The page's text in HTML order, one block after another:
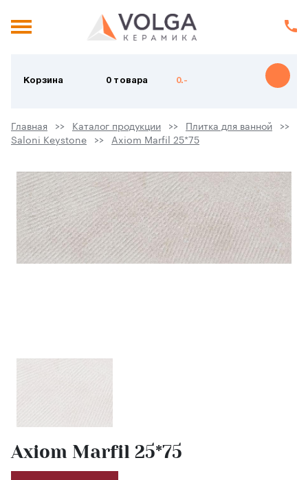
Корзина 0 товара 0.-
Главная Каталог продукции
Плитка для ванной
Saloni Keystone
Axiom Marfil 25*75
Axiom Marfil 25*75